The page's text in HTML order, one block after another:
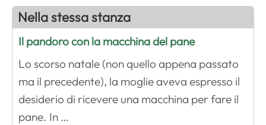
Nella stessa stanza
Il pandoro con la macchina del pane
Lo scorso natale (non quello appena passato
ma il precedente), la moglie aveva espresso il
desiderio di ricevere una macchina per fare il
pane. In …